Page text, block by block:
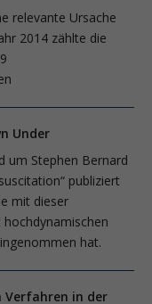
relevante Ursache
2014 zählte die
Under
um Stephen Bernard
publiziert
mit dieser
hat.
in der